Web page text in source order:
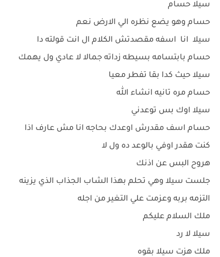
سيلا حسام
حسام وهو يضع نظره الي الارض نعم
سيلا انا اسفه مقصدتش الكلام ال انت قولته دا
حسام بابتسامه بسيطه زداته جمالا لا عادي ول يهمك
سيلا حيث كدا بقا تفطر معيا
حسام مره تانيه انشاء الله
سيلا اوك بس توعدني
حسام اسف مقدرش اوعدك بحاجه انا مش عارف اذا
كنت هقدر اوفي بالوعد ده ول لا
هروح البس عن اذنك
جلست سيلا وهي تحلم بهذا الشاب الجذاب الذي يزينه
التزمه بربه وعزمت علي التغير من اجله
ملك السلام عليكم
سيلا لا رد
ملك هزت سيلا بقوه